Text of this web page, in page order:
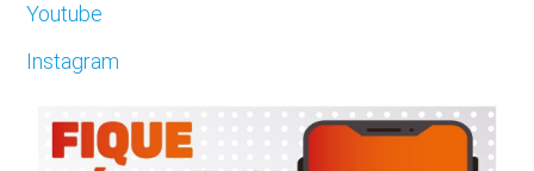
Youtube
Instagram